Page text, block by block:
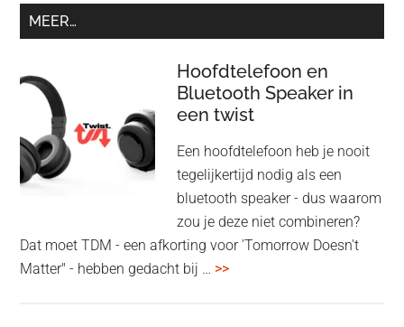
MEER…
Hoofdtelefoon en
Bluetooth Speaker in
een twist
Een hoofdtelefoon heb je nooit
tegelijkertijd nodig als een
bluetooth speaker - dus waarom
zou je deze niet combineren?
Dat moet TDM - een afkorting voor 'Tomorrow Doesn't
Matter" - hebben gedacht bij … >>overHoofdtelefoon